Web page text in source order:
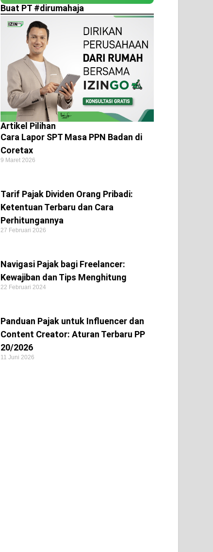
Buat PT #dirumahaja
Artikel Pilihan
Cara Lapor SPT Masa PPN Badan di
Coretax
9 Maret 2026
Tarif Pajak Dividen Orang Pribadi:
Ketentuan Terbaru dan Cara
Perhitungannya
27 Februari 2026
Navigasi Pajak bagi Freelancer:
Kewajiban dan Tips Menghitung
22 Februari 2024
Panduan Pajak untuk Influencer dan
Content Creator: Aturan Terbaru PP
20/2026
11 Juni 2026